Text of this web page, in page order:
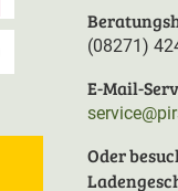
(08271)
E-Mail-
Oder